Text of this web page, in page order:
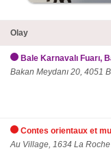
Olay
Bale Karnavalı Fuarı,
Bakan Meydanı 20, 4051
Contes orientaux et
Au Village, 1634 La Roche